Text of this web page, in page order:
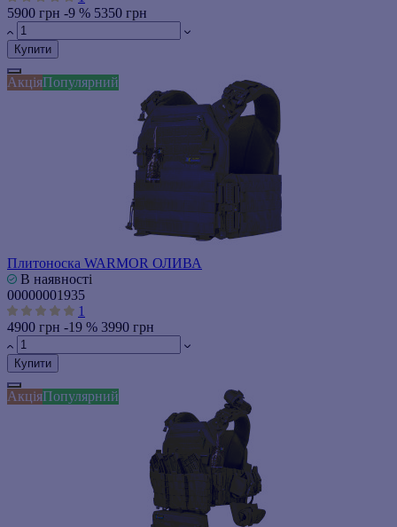
5900 грн -9 % 5350 грн
Купити
АкціяПопулярний
Плитоноска WARMOR ОЛИВА
В наявності
00000001935
1
4900 грн -19 % 3990 грн
Купити
АкціяПопулярний